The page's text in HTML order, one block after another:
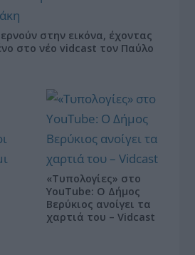
στην εικόνα, έχοντας
στο νέο vidcast τον Παύλο
«Τυπολογίες» στο
YouTube: Ο Δήμος
Βερύκιος ανοίγει τα
χαρτιά του – Vidcast